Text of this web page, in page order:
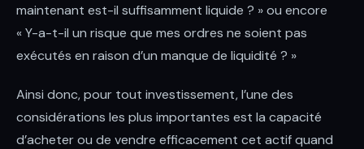
maintenant est-il suffisamment liquide ? » ou encore
« Y-a-t-il un risque que mes ordres ne soient pas
exécutés en raison d’un manque de liquidité ? »
Ainsi donc, pour tout investissement, l’une des
considérations les plus importantes est la capacité
d’acheter ou de vendre efficacement cet actif quand